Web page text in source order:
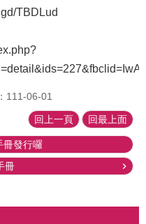
TBDLud
111-06-01
回上一頁 回最上面
冊發行囉
冊